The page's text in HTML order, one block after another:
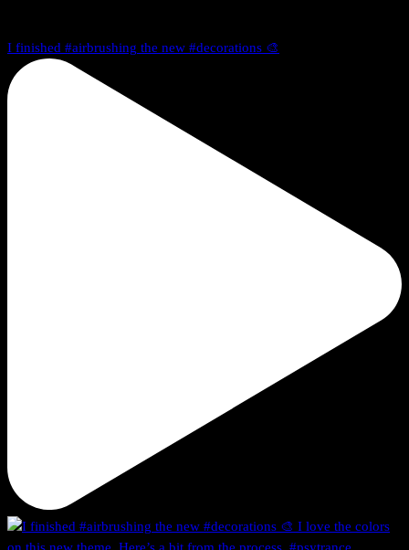
I finished #airbrushing the new #decorations 🎨